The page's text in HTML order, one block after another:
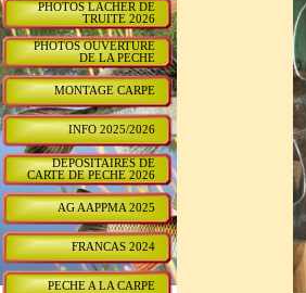
PHOTOS LACHER DE
TRUITE 2026
PHOTOS OUVERTURE
DE LA PECHE
MONTAGE CARPE
INFO 2025/2026
DEPOSITAIRES DE
CARTE DE PECHE 2026
AG AAPPMA 2025
FRANCAS 2024
PECHE A LA CARPE